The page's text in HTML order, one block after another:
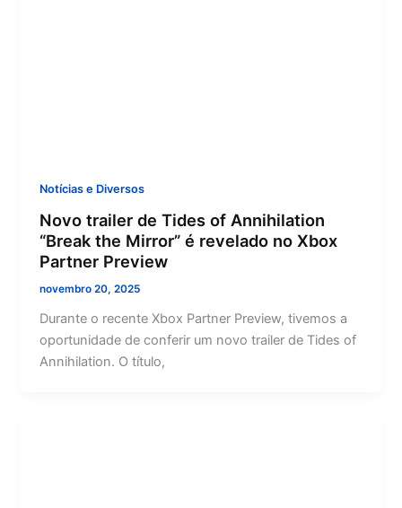
Notícias e Diversos
Novo trailer de Tides of Annihilation
“Break the Mirror” é revelado no Xbox
Partner Preview
novembro 20, 2025
Durante o recente Xbox Partner Preview, tivemos a
oportunidade de conferir um novo trailer de Tides of
Annihilation. O título,